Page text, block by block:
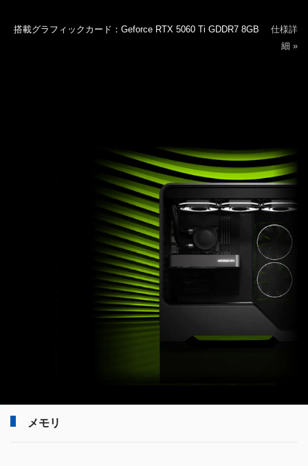
搭載グラフィックカード：Geforce RTX 5060 Ti GDDR7 8GB 仕様詳
細 »
メモリ